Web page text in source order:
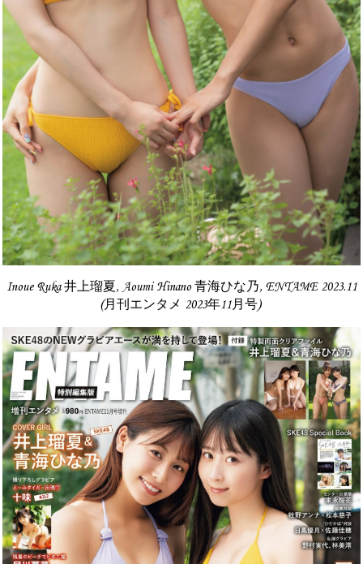
Inoue Ruka 井上瑠夏, Aoumi Hinano 青海ひな乃, ENTAME 2023.11
(月刊エンタメ 2023年11月号)